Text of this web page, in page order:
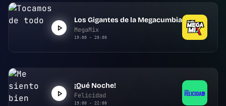
Los Gigantes de la Megacumbia
MegaMix
19:00 - 20:00
¡Qué Noche!
Felicidad
19:00 - 22:00